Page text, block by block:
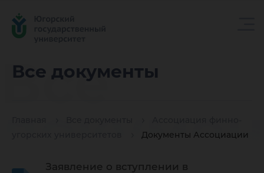
Все документы
Документы Ассоциации
Все
Заявление о вступлении в